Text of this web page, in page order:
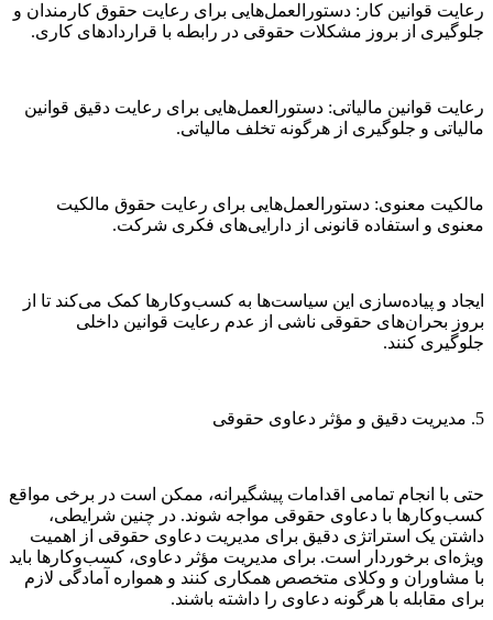
رعایت قوانین کار: دستورالعمل‌هایی برای رعایت حقوق کارمندان و
جلوگیری از بروز مشکلات حقوقی در رابطه با قراردادهای کاری.
رعایت قوانین مالیاتی: دستورالعمل‌هایی برای رعایت دقیق قوانین
مالیاتی و جلوگیری از هرگونه تخلف مالیاتی.
مالکیت معنوی: دستورالعمل‌هایی برای رعایت حقوق مالکیت
معنوی و استفاده قانونی از دارایی‌های فکری شرکت.
ایجاد و پیاده‌سازی این سیاست‌ها به کسب‌وکارها کمک می‌کند تا از
بروز بحران‌های حقوقی ناشی از عدم رعایت قوانین داخلی
جلوگیری کنند.
5. مدیریت دقیق و مؤثر دعاوی حقوقی
حتی با انجام تمامی اقدامات پیشگیرانه، ممکن است در برخی مواقع
کسب‌وکارها با دعاوی حقوقی مواجه شوند. در چنین شرایطی،
داشتن یک استراتژی دقیق برای مدیریت دعاوی حقوقی از اهمیت
ویژه‌ای برخوردار است. برای مدیریت مؤثر دعاوی، کسب‌وکارها باید
با مشاوران و وکلای متخصص همکاری کنند و همواره آمادگی لازم
برای مقابله با هرگونه دعاوی را داشته باشند.